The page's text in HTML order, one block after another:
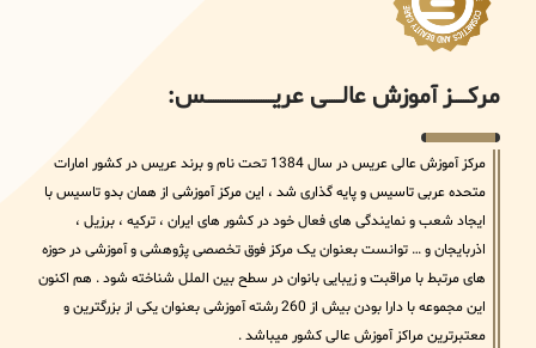
مرکــــــز آموزش عالــــــی عریــــــــــــــــــــــــــــس:
مرکز آموزش عالی عریس در سال 1384 تحت نام و برند عریس در کشور امارات
متحده عربی تاسیس و پایه گذاری شد ، این مرکز آموزشی از همان بدو تاسیس با
ایجاد شعب و نمایندگی های فعال خود در کشور های ایران ، ترکیه ، برزیل ،
اذربایجان و … توانست بعنوان یک مرکز فوق تخصصی پژوهشی و آموزشی در حوزه
های مرتبط با مراقبت و زیبایی بانوان در سطح بین الملل شناخته شود . هم اکنون
این مجموعه با دارا بودن بیش از 260 رشته آموزشی بعنوان یکی از بزرگترین و
معتبرترین مراکز آموزش عالی کشور میباشد .